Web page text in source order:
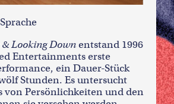
Looking Downentstand 1996
Entertainments erste
ein Dauer-Stück
Stunden. Es untersucht
von Persönlichkeiten und den